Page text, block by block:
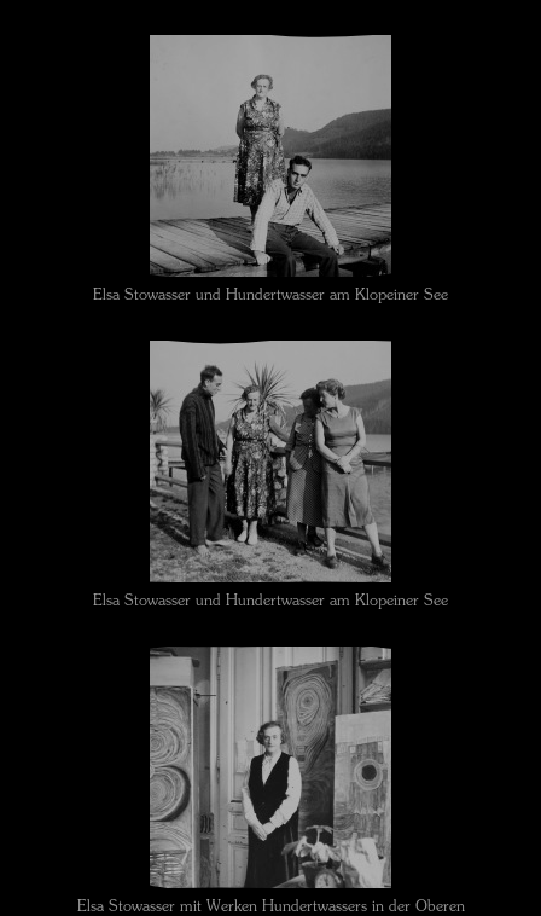
Elsa Stowasser und Hundertwasser am Klopeiner See
Elsa Stowasser und Hundertwasser am Klopeiner See
Elsa Stowasser mit Werken Hundertwassers in der Oberen